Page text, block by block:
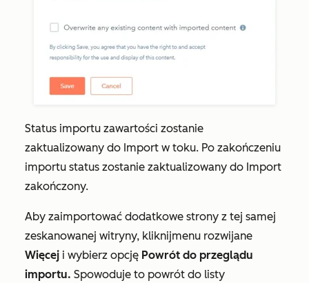
Status importu zawartości zostanie
zaktualizowany do Import w toku. Po zakończeniu
importu status zostanie zaktualizowany do Import
zakończony.
Aby zaimportować dodatkowe strony z tej samej
zeskanowanej witryny, kliknijmenu rozwijane
Więcej i wybierz opcję Powrót do przeglądu
importu. Spowoduje to powrót do listy